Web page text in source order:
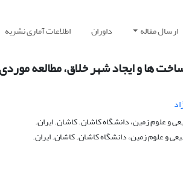
ارسال مقاله داوران اطلاعات آماری نشریه
ها و ایجاد شهر خلاق، مطالعه
و علوم زمین، دانشگاه کاشان. کاشان. ایران.
و علوم زمین، دانشگاه کاشان. کاشان. ایران.